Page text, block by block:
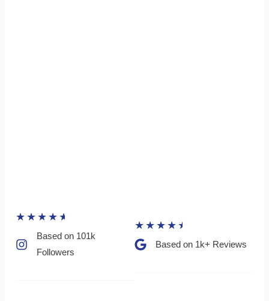
★ ★ ★ ★ ★
Based on 101k
Followers​
★ ★ ★ ★ ★
Based on 1k+ Reviews​